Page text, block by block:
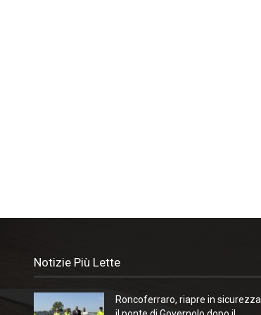
Notizie Più Lette
Roncoferraro, riapre in sicurezza